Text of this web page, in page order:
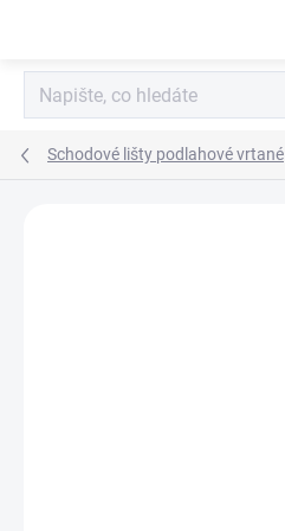
Schodové lišty podlahové vrtané